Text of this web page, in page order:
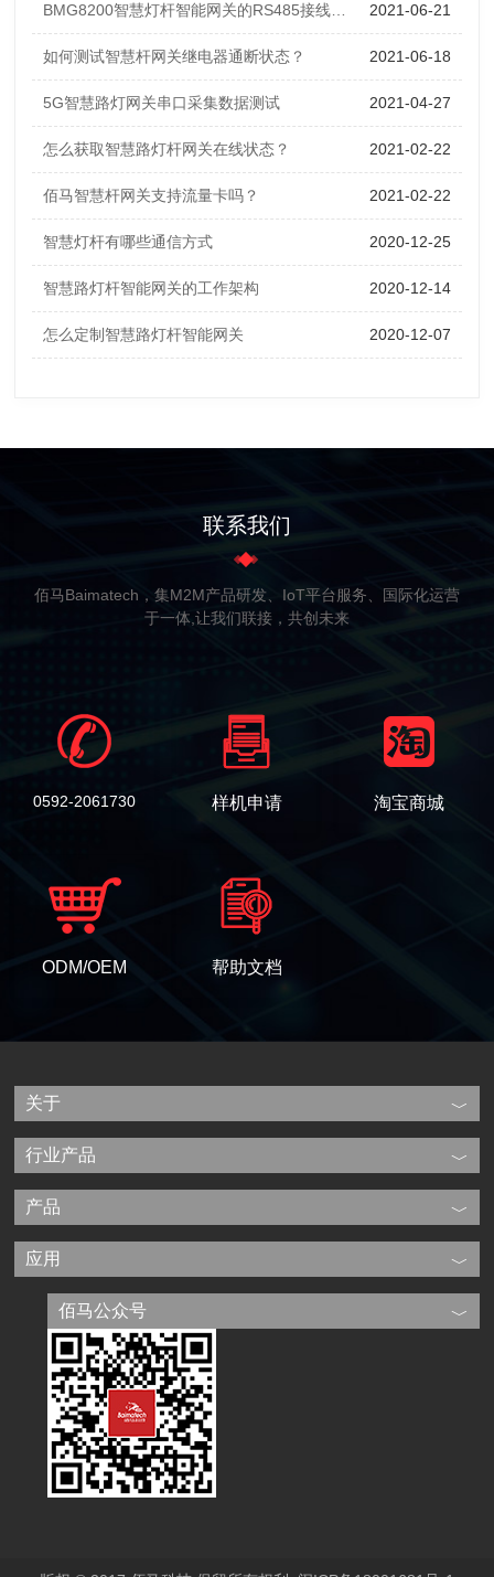
2021-06-21
如何测试智慧杆网关继电器通断状态？ 2021-06-18
5G智慧路灯网关串口采集数据测试 2021-04-27
怎么获取智慧路灯杆网关在线状态？ 2021-02-22
佰马智慧杆网关支持流量卡吗？ 2021-02-22
智慧灯杆有哪些通信方式 2020-12-25
智慧路灯杆智能网关的工作架构 2020-12-14
怎么定制智慧路灯杆智能网关 2020-12-07
联系我们
佰马Baimatech，集M2M产品研发、IoT平台服务、国际化运营
于一体,让我们联接，共创未来
0592-2061730 样机申请 淘宝商城
ODM/OEM 帮助文档
关于
行业产品
产品
应用
佰马公众号